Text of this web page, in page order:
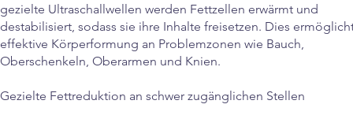
gezielte Ultraschallwellen werden Fettzellen erwärmt und
destabilisiert, sodass sie ihre Inhalte freisetzen. Dies
effektive Körperformung an Problemzonen wie Bauch,
Oberschenkeln, Oberarmen und Knien.
Gezielte Fettreduktion an schwer zugänglichen Stellen